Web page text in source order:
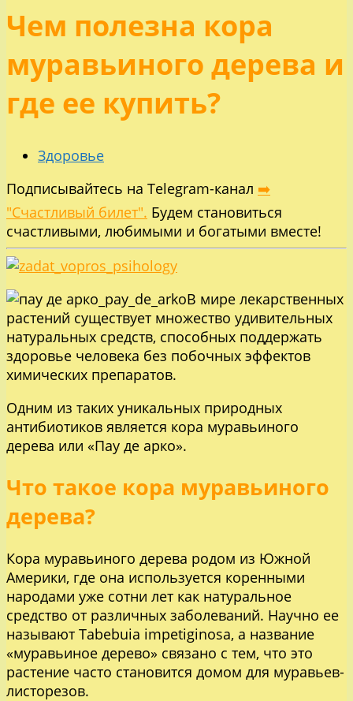
Чем полезна кора
муравьиного дерева и
где ее купить?
Здоровье
Подписывайтесь на Telegram-канал ➡️
"Счастливый билет". Будем становиться
счастливыми, любимыми и богатыми вместе!
В мире лекарственных
растений существует множество удивительных
натуральных средств, способных поддержать
здоровье человека без побочных эффектов
химических препаратов.
Одним из таких уникальных природных
антибиотиков является кора муравьиного
дерева или «Пау де арко».
Что такое кора муравьиного
дерева?
Кора муравьиного дерева родом из Южной
Америки, где она используется коренными
народами уже сотни лет как натуральное
средство от различных заболеваний. Научно ее
называют Tabebuia impetiginosa, а название
«муравьиное дерево» связано с тем, что это
растение часто становится домом для муравьев-
листорезов.